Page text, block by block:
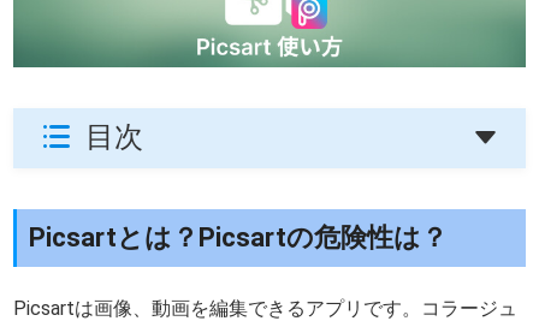
目次
Picsartとは？Picsartの危険性は？
Picsartは画像、動画を編集できるアプリです。コラージュ